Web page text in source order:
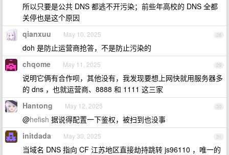
所以只要是公共 DNS 都逃不开污染；前些年高校的 DNS 全都
关停也是这个原因
28
qianxuu May 10, 2025
doh 是防止运营商抢答，不是防止污染的
29
chqome May 11, 2025
说明它俩有合作呗，其他没有，我发现要想上网快就用服务器多
的 dns ，也就运营商、8888 和 1111 这三家
30
Hantong May 12, 2025
@hefish 据说得配置一下鉴权，被扫到也没事
31
initdada May 30, 2025
当域名 DNS 指向 CF 江苏地区直接劫持跳转 js96110 ，唯一的